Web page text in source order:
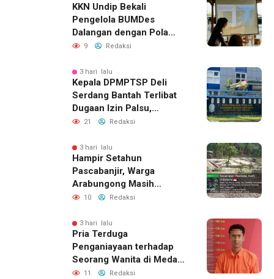
KKN Undip Bekali
Pengelola BUMDes
Dalangan dengan Pola
Pikir Inovatif
9 Redaksi
3 hari lalu
Kepala DPMPTSP Deli
Serdang Bantah Terlibat
Dugaan Izin Palsu,
Tegaskan Proses
Jalur Resmi
21 Redaksi
3 hari lalu
Hampir Setahun
Pascabanjir, Warga
Arabungong Masih
Menunggu Bantuan
10 Redaksi
3 hari lalu
Pria Terduga
Penganiayaan terhadap
Seorang Wanita di Medan
Ditangkap Polisi
11 Redaksi